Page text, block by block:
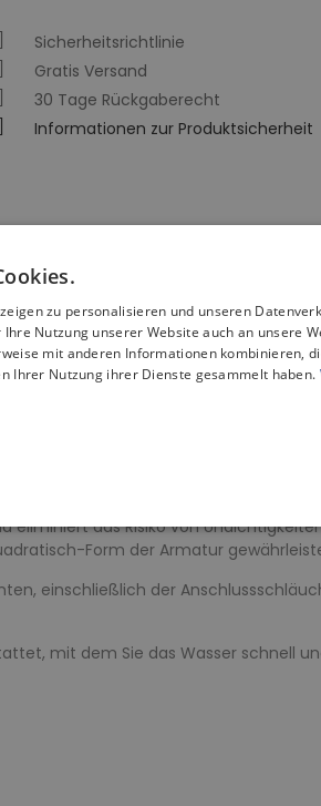
Sicherheitsrichtlinie
Gratis Versand
30 Tage Rückgaberecht
Informationen zur Produktsicherheit
Artikeldetails
auch ein wichtiger Bestandteil des
zu verleihen.
Sie moderne Armaturen für Ihr
im Badezimmer.
das Risiko von
Form der Armatur
einschließlich der
mit dem Sie das Wasser schnell
zu personalisieren und unseren
Nutzung unserer Website auch an unsere
mit anderen Informationen kombinieren,
Ihrer Nutzung ihrer Dienste gesammelt haben.